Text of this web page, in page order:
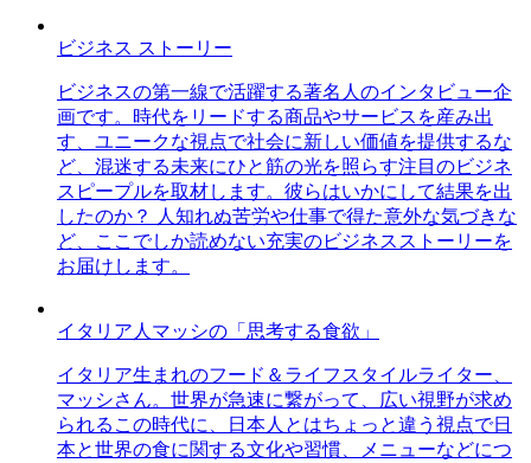
ビジネス ストーリー
ビジネスの第一線で活躍する著名人のインタビュー企
画です。時代をリードする商品やサービスを産み出
す、ユニークな視点で社会に新しい価値を提供するな
ど、混迷する未来にひと筋の光を照らす注目のビジネ
スピープルを取材します。彼らはいかにして結果を出
したのか？ 人知れぬ苦労や仕事で得た意外な気づきな
ど、ここでしか読めない充実のビジネスストーリーを
お届けします。
イタリア人マッシの「思考する食欲」
イタリア生まれのフード＆ライフスタイルライター、
マッシさん。世界が急速に繋がって、広い視野が求め
られるこの時代に、日本人とはちょっと違う視点で日
本と世界の食に関する文化や習慣、メニューなどにつ